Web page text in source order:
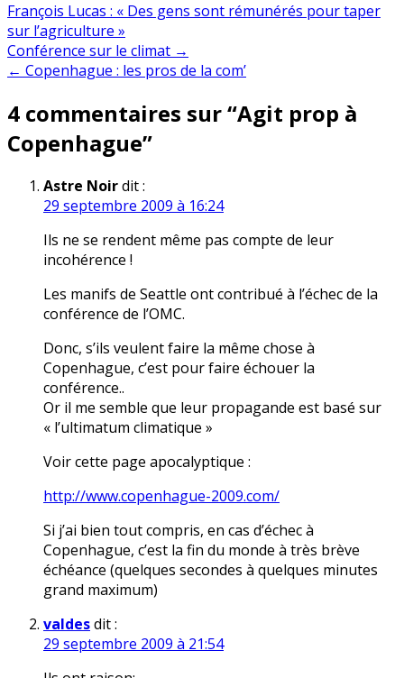
François Lucas : « Des gens sont rémunérés pour taper
sur l’agriculture »
Navigation
de
l’article
Conférence sur le climat →
← Copenhague : les pros de la com’
4 commentaires sur “Agit prop à
Copenhague”
Astre Noirdit :
29 septembre 2009 à 16:24
Ils ne se rendent même pas compte de leur
incohérence !
Les manifs de Seattle ont contribué à l’échec de la
conférence de l’OMC.
Donc, s’ils veulent faire la même chose à
Copenhague, c’est pour faire échouer la
conférence..
Or il me semble que leur propagande est basé sur
« l’ultimatum climatique »
Voir cette page apocalyptique :
http://www.copenhague-2009.com/
Si j’ai bien tout compris, en cas d’échec à
Copenhague, c’est la fin du monde à très brève
échéance (quelques secondes à quelques minutes
grand maximum)
valdesdit :
29 septembre 2009 à 21:54